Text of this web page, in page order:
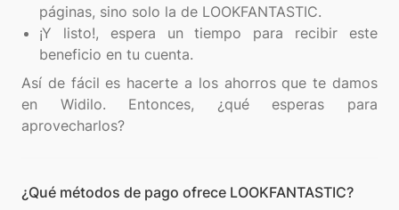
páginas, sino solo la de LOOKFANTASTIC.
¡Y listo!, espera un tiempo para recibir este
beneficio en tu cuenta.
Así de fácil es hacerte a los ahorros que te damos
en Widilo. Entonces, ¿qué esperas para
¿Qué métodos de pago ofrece LOOKFANTASTIC?